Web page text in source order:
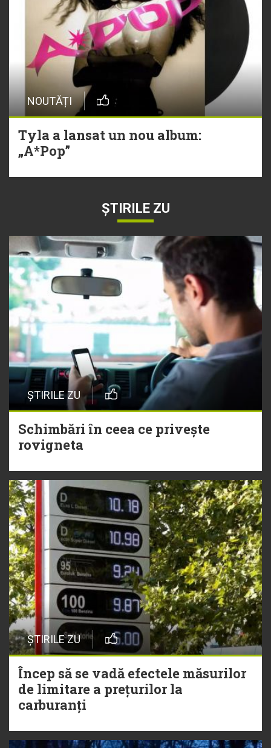
NOUTĂȚI
Tyla a lansat un nou album:
„A*Pop”
ȘTIRILE ZU
ȘTIRILE ZU
Schimbări în ceea ce privește
rovigneta
ȘTIRILE ZU
Încep să se vadă efectele măsurilor
de limitare a prețurilor la
carburanți